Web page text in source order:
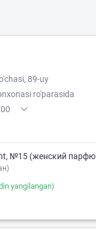
89-uy
ro'parasida
№15 (женский
yangilangan)